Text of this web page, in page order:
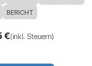
BERICHT
€(inkl. Steuern)